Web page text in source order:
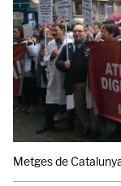
Metges de